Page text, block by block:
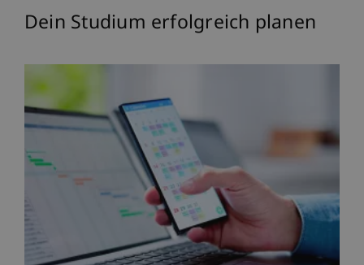
Dein Studium erfolgreich planen